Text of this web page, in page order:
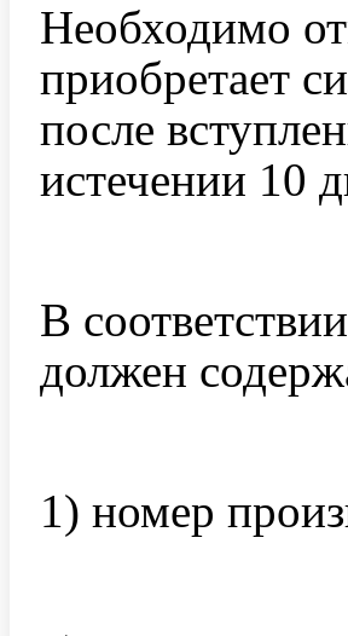
Необходимо
приобретает
после
истечении 10
В
должен
1) номер